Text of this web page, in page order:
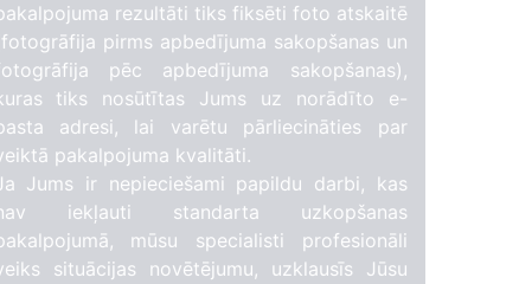
rezultāti tiks fiksēti foto atskaitē
pirms apbedījuma sakopšanas un
pēc apbedījuma sakopšanas),
tiks nosūtītas Jums uz norādīto e-
adresi, lai varētu pārliecināties par
pakalpojuma kvalitāti.
Jums ir nepieciešami papildu darbi, kas
iekļauti standarta uzkopšanas
mūsu specialisti profesionāli
situācijas novētējumu, uzklausīs Jūsu